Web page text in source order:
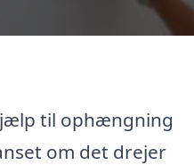
til ophængning
om det drejer